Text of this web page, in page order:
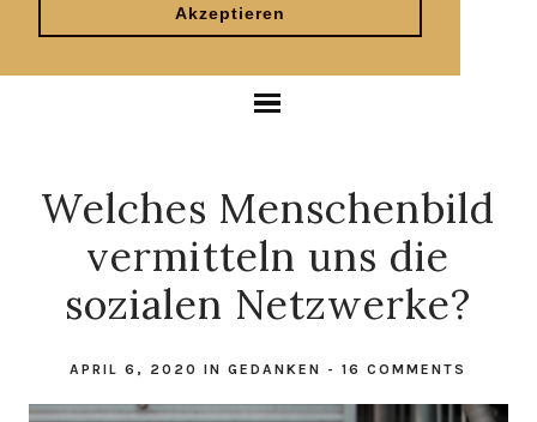
Akzeptieren
Welches Menschenbild
vermitteln uns die
sozialen Netzwerke?
APRIL 6, 2020INGEDANKEN -16 COMMENTS